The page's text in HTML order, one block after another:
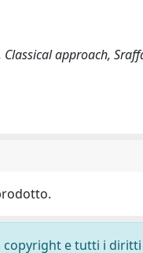
approach,
e tutti i